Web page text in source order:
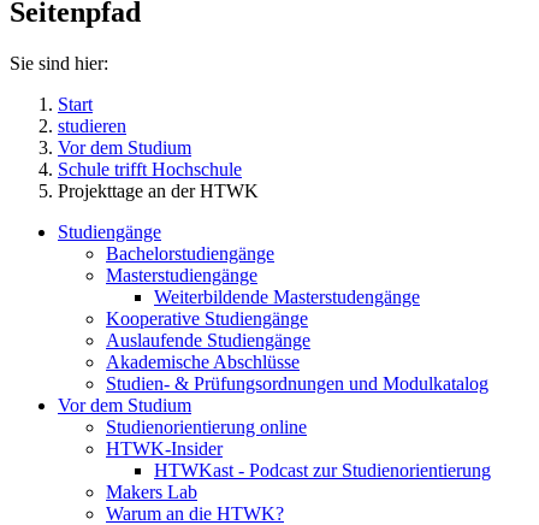
Seitenpfad
Sie sind hier:
Start
studieren
Vor dem Studium
Schule trifft Hochschule
Projekttage an der HTWK
Studiengänge
Bachelorstudiengänge
Masterstudiengänge
Weiterbildende Masterstudengänge
Kooperative Studiengänge
Auslaufende Studiengänge
Akademische Abschlüsse
Studien- & Prüfungsordnungen und Modulkatalog
Vor dem Studium
Studienorientierung online
HTWK-Insider
HTWKast - Podcast zur Studienorientierung
Makers Lab
Warum an die HTWK?